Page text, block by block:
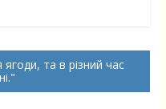
та в різний час